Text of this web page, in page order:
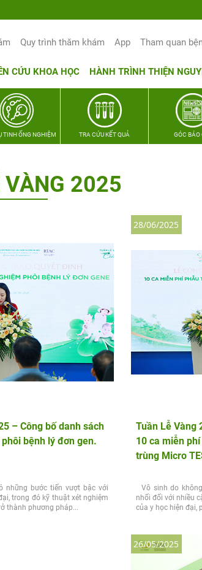
Quy trình thăm khám App Tham quan
CỨU KHOA HỌC HÀNH TRÌNH THIỆN
TINH ỐNG NGHIỆM TRA CỨU KẾT QUẢ GÓC BÁO
VÀNG 2025
– Công bố danh sách
bệnh lý đơn gen.
những bước tiến vượt bậc với
trong đó kỹ thuật xét nghiệm
thành phương pháp...
Tuần Lễ Vàng
10 ca miễn
trùng Micro
Vô sinh do
nhối đối với nhiều
của y học hiện đại,
28/06/2025
26/05/2025